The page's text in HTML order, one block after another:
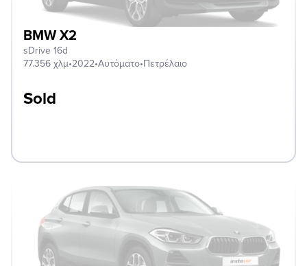
BMW X2
sDrive 16d
77.356 χλμ•2022•Αυτόματο•Πετρέλαιο
Sold